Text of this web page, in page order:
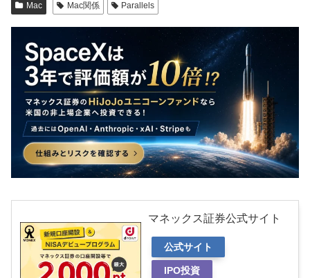
Mac Mac関係 Parallels
マネックス証券公式サイト
公式サイト
IPO投資